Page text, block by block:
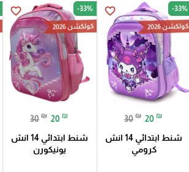
favorite_border -33%
كولكشن 2026
30 ₪ 20 ₪
شنط ابتدائي 14 انش
كرومي
favorite_border -33%
كولكشن 2026
30 ₪ 20 ₪
شنط ابتدائي 14 انش
يونيكورن